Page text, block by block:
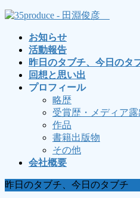
コ
ナ
お知らせ
活動報告
昨日のタブチ、今日のタ
回想と思い出
プロフィール
略歴
受賞歴・メディア露
作品
書籍出版物
その他
会社概要
昨日のタブチ、今日のタブチ